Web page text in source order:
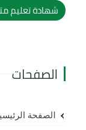
شهادة تعليم
الصفحات
الصفحة الرئيسية